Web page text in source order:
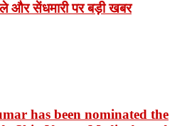
और सेंधमारी पर बड़ी खबर
has been nominated the